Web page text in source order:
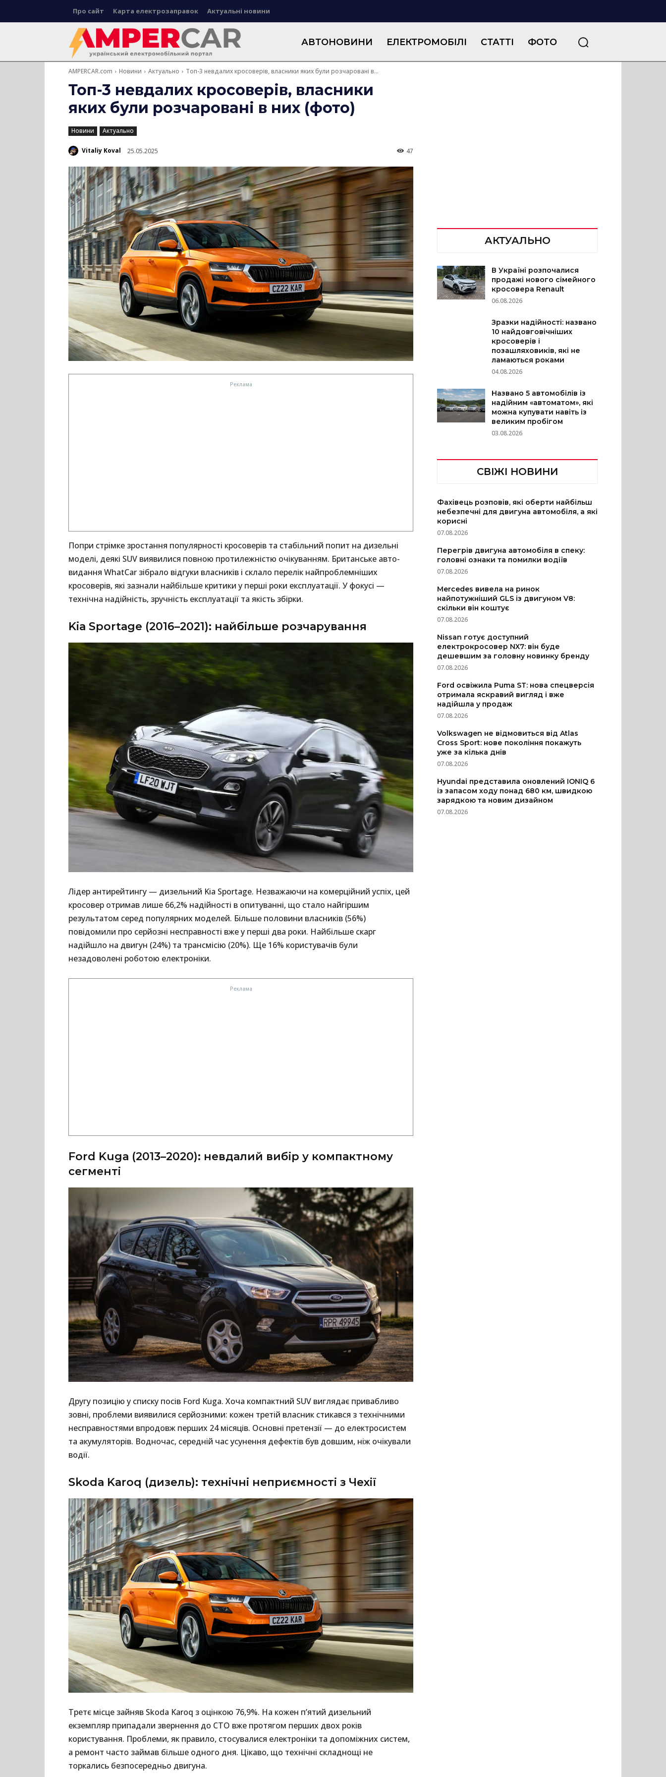
Про сайт Карта електрозаправок Актуальні новини
АВТОНОВИНИ ЕЛЕКТРОМОБІЛІ СТАТТІ ФОТО
AMPERCAR.com Новини Актуально Топ-3 невдалих кросоверів, власники яких були розчаровані в...
Топ-3 невдалих кросоверів, власники
яких були розчаровані в них (фото)
Новини Актуально
Vitaliy Koval 25.05.2025 47
Попри стрімке зростання популярності кросоверів та стабільний попит на дизельні
моделі, деякі SUV виявилися повною протилежністю очікуванням. Британське авто-
видання WhatCar зібрало відгуки власників і склало перелік найпроблемніших
кросоверів, які зазнали найбільше критики у перші роки експлуатації. У фокусі —
технічна надійність, зручність експлуатації та якість збірки.
Kia Sportage (2016–2021): найбільше розчарування
Лідер антирейтингу — дизельний Kia Sportage. Незважаючи на комерційний успіх, цей
кросовер отримав лише 66,2% надійності в опитуванні, що стало найгіршим
результатом серед популярних моделей. Більше половини власників (56%)
повідомили про серйозні несправності вже у перші два роки. Найбільше скарг
надійшло на двигун (24%) та трансмісію (20%). Ще 16% користувачів були
незадоволені роботою електроніки.
Ford Kuga (2013–2020): невдалий вибір у компактному
сегменті
Другу позицію у списку посів Ford Kuga. Хоча компактний SUV виглядає привабливо
зовні, проблеми виявилися серйозними: кожен третій власник стикався з технічними
несправностями впродовж перших 24 місяців. Основні претензії — до електросистем
та акумуляторів. Водночас, середній час усунення дефектів був довшим, ніж очікували
водії.
Skoda Karoq (дизель): технічні неприємності з Чехії
Третє місце зайняв Skoda Karoq з оцінкою 76,9%. На кожен п’ятий дизельний
екземпляр припадали звернення до СТО вже протягом перших двох років
користування. Проблеми, як правило, стосувалися електроніки та допоміжних систем,
а ремонт часто займав більше одного дня. Цікаво, що технічні складнощі не
торкались безпосередньо двигуна.
АКТУАЛЬНО
В Україні розпочалися
продажі нового сімейного
кросовера Renault
06.08.2026
Зразки надійності: названо
10 найдовговічніших
кросоверів і
позашляховиків, які не
ламаються роками
04.08.2026
Названо 5 автомобілів із
надійним «автоматом», які
можна купувати навіть із
великим пробігом
03.08.2026
СВІЖІ НОВИНИ
Фахівець розповів, які оберти найбільш
небезпечні для двигуна автомобіля, а які
корисні
07.08.2026
Перегрів двигуна автомобіля в спеку:
головні ознаки та помилки водіїв
07.08.2026
Mercedes вивела на ринок
найпотужніший GLS із двигуном V8:
скільки він коштує
07.08.2026
Nissan готує доступний
електрокросовер NX7: він буде
дешевшим за головну новинку бренду
07.08.2026
Ford освіжила Puma ST: нова спецверсія
отримала яскравий вигляд і вже
надійшла у продаж
07.08.2026
Volkswagen не відмовиться від Atlas
Cross Sport: нове покоління покажуть
уже за кілька днів
07.08.2026
Hyundai представила оновлений IONIQ 6
із запасом ходу понад 680 км, швидкою
зарядкою та новим дизайном
07.08.2026